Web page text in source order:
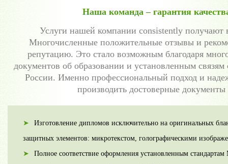
Наша команда – гарантия
Услуги нашей компании consistently получают
Многочисленные положительные отзывы и
репутацию. Это стало возможным благодаря
документов об образовании и установленным
России. Именно профессиональный подход и
производить достоверные документы
Изготовление дипломов исключительно на оригинальных
защитных элементов: микротекстом, голографическими
Полное соответствие оформления установленным